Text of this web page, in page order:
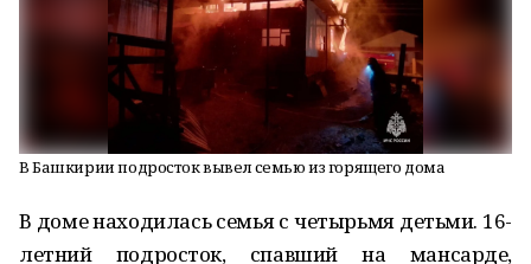
В Башкирии подросток вывел семью из горящего дома
В доме находилась семья с четырьмя детьми. 16-
летний подросток, спавший на мансарде,